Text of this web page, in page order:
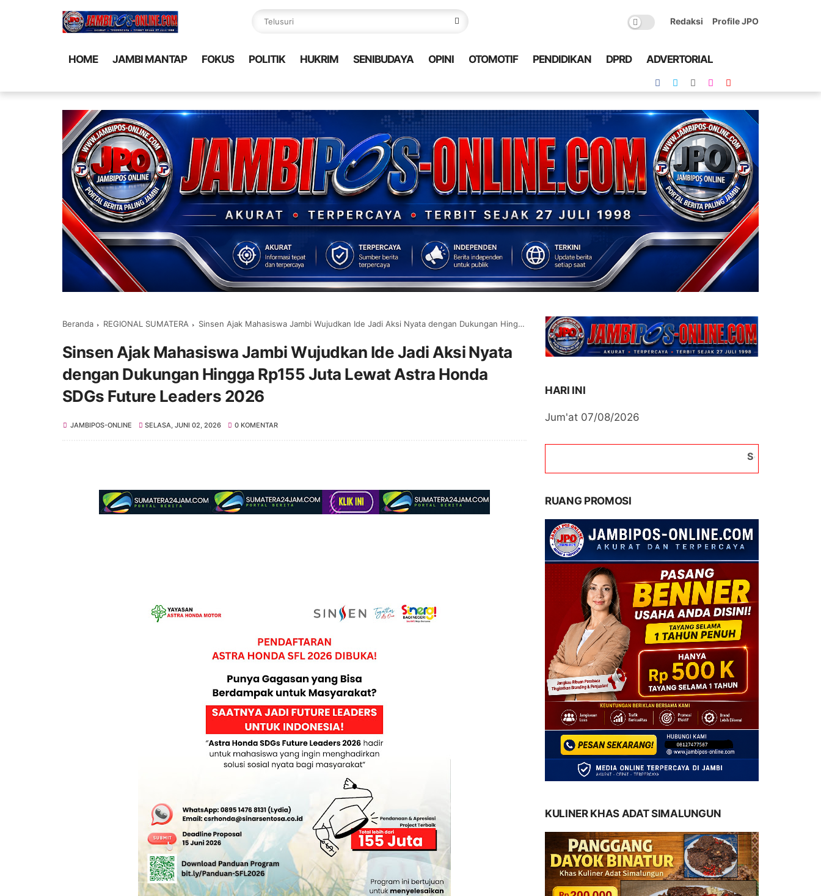
Redaksi Profile JPO
HOME JAMBI MANTAP FOKUS POLITIK HUKRIM SENIBUDAYA OPINI OTOMOTIF PENDIDIKAN DPRD ADVERTORIAL
Beranda REGIONAL SUMATERA Sinsen Ajak Mahasiswa Jambi Wujudkan Ide Jadi Aksi Nyata dengan Dukungan Hingga Rp155 Juta Lewat Astra Honda SDGs Future Leaders 2026
Sinsen Ajak Mahasiswa Jambi Wujudkan Ide Jadi Aksi Nyata
dengan Dukungan Hingga Rp155 Juta Lewat Astra Honda
SDGs Future Leaders 2026
JAMBIPOS-ONLINE SELASA, JUNI 02, 2026 0 KOMENTAR
HARI INI
Jum'at 07/08/2026
Selamat Datang di
RUANG PROMOSI
KULINER KHAS ADAT SIMALUNGUN